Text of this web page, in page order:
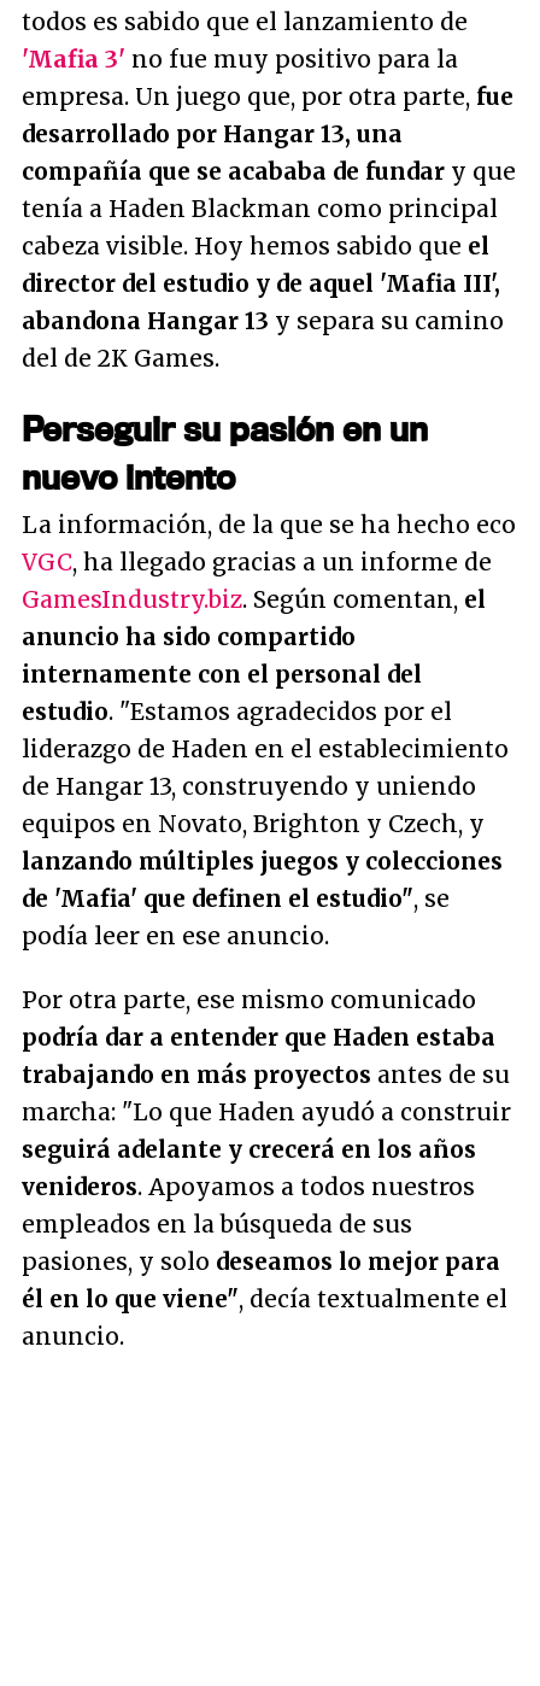
todos es sabido que el lanzamiento de
'Mafia 3' no fue muy positivo para la
empresa. Un juego que, por otra parte, fue
desarrollado por Hangar 13, una
compañía que se acababa de fundar y que
tenía a Haden Blackman como principal
cabeza visible. Hoy hemos sabido que el
director del estudio y de aquel 'Mafia III',
abandona Hangar 13 y separa su camino
del de 2K Games.
Perseguir su pasión en un
nuevo intento
La información, de la que se ha hecho eco
VGC, ha llegado gracias a un informe de
GamesIndustry.biz. Según comentan, el
anuncio ha sido compartido
internamente con el personal del
estudio. "Estamos agradecidos por el
liderazgo de Haden en el establecimiento
de Hangar 13, construyendo y uniendo
equipos en Novato, Brighton y Czech, y
lanzando múltiples juegos y colecciones
de 'Mafia' que definen el estudio", se
podía leer en ese anuncio.
Por otra parte, ese mismo comunicado
podría dar a entender que Haden estaba
trabajando en más proyectos antes de su
marcha: "Lo que Haden ayudó a construir
seguirá adelante y crecerá en los años
venideros. Apoyamos a todos nuestros
empleados en la búsqueda de sus
pasiones, y solo deseamos lo mejor para
él en lo que viene", decía textualmente el
anuncio.